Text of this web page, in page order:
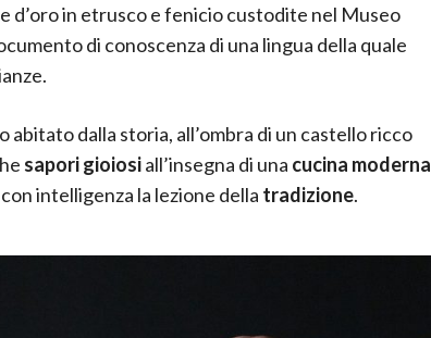
d’oro in etrusco e fenicio custodite nel Museo
di conoscenza di una lingua della quale
abitato dalla storia, all’ombra di un castello ricco
sapori gioiosiall’insegna di una cucina moderna
intelligenza la lezione della tradizione.